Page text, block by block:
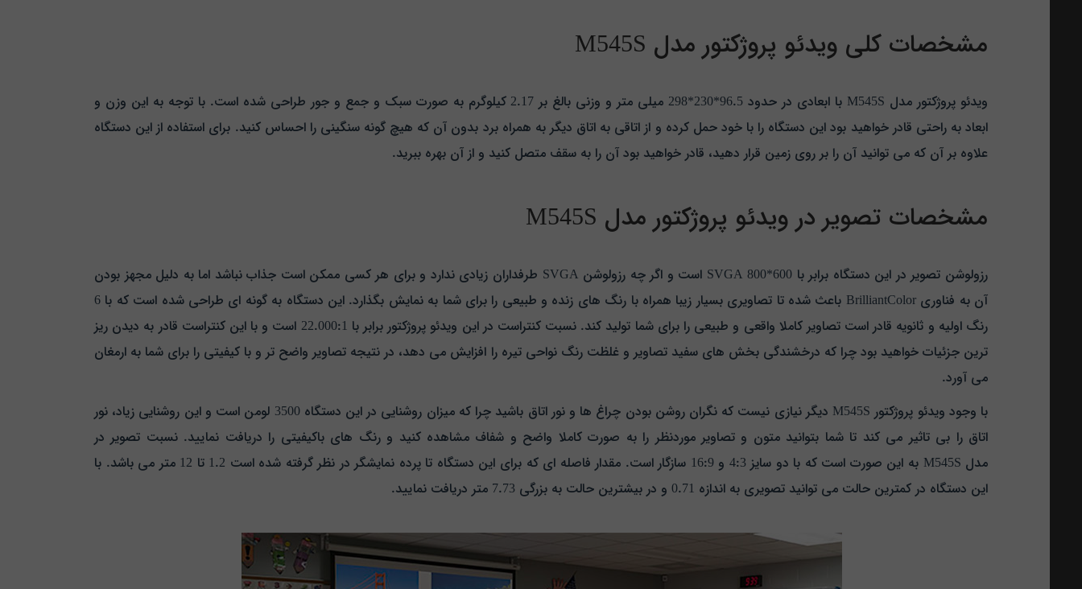
مشخصات کلی ویدئو پروژکتور مدل M545S
ویدئو پروژکتور مدل M545S با ابعادی در حدود 96.5*230*298 میلی متر و وزنی بالغ بر 2.17 کیلوگرم به صورت سبک و جمع و جور طراحی شده است. با توجه به این وزن و
ابعاد به راحتی قادر خواهید بود این دستگاه را با خود حمل کرده و از اتاقی به اتاق دیگر به همراه برد بدون آن که هیچ گونه سنگینی را احساس کنید. برای استفاده از این دستگاه
علاوه بر آن که می توانید آن را بر روی زمین قرار دهید، قادر خواهید بود آن را به سقف متصل کنید و از آن بهره ببرید.
مشخصات تصویر در ویدئو پروژکتور مدل M545S
رزولوشن تصویر در این دستگاه برابر با 600*800 SVGA است و اگر چه رزولوشن SVGA طرفداران زیادی ندارد و برای هر کسی ممکن است جذاب نباشد اما به دلیل مجهز بودن
آن به فناوری BrilliantColor باعث شده تا تصاویری بسیار زیبا همراه با رنگ های زنده و طبیعی را برای شما به نمایش بگذارد. این دستگاه به گونه ای طراحی شده است که با 6
رنگ اولیه و ثانویه قادر است تصاویر کاملا واقعی و طبیعی را برای شما تولید کند. نسبت کنتراست در این ویدئو پروژکتور برابر با 22.000:1 است و با این کنتراست قادر به دیدن ریز
ترین جزئیات خواهید بود چرا که درخشندگی بخش های سفید تصاویر و غلظت رنگ نواحی تیره را افزایش می دهد، در نتیجه تصاویر واضح تر و با کیفیتی را برای شما به ارمغان
می آورد.
با وجود ویدئو پروژکتور M545S دیگر نیازی نیست که نگران روشن بودن چراغ ها و نور اتاق باشید چرا که میزان روشنایی در این دستگاه 3500 لومن است و این روشنایی زیاد، نور
اتاق را بی تاثیر می کند تا شما بتوانید متون و تصاویر موردنظر را به صورت کاملا واضح و شفاف مشاهده کنید و رنگ های باکیفیتی را دریافت نمایید. نسبت تصویر در
مدل M545S به این صورت است که با دو سایز 4:3 و 16:9 سازگار است. مقدار فاصله ای که برای این دستگاه تا پرده نمایشگر در نظر گرفته شده است 1.2 تا 12 متر می باشد. با
این دستگاه در کمترین حالت می توانید تصویری به اندازه 0.71 و در بیشترین حالت به بزرگی 7.73 متر دریافت نمایید.